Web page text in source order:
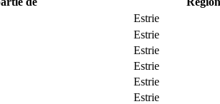
Estrie
Estrie
Estrie
Estrie
Estrie
Estrie